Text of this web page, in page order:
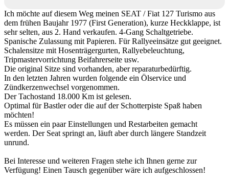
Ich möchte auf diesem Weg meinen SEAT / Fiat 127 Turismo aus
dem frühen Baujahr 1977 (First Generation), kurze Heckklappe, ist
sehr selten, aus 2. Hand verkaufen. 4-Gang Schaltgetriebe.
Spanische Zulassung mit Papieren. Für Rallyeeinsätze gut geeignet.
Schalensitze mit Hosenträgergurten, Rallyebeleuchtung,
Tripmastervorrichtung Beifahrerseite usw.
Die original Sitze sind vorhanden, aber reparaturbedürftig.
In den letzten Jahren wurden folgende ein Ölservice und
Zündkerzenwechsel vorgenommen.
Der Tachostand 18.000 Km ist gelesen.
Optimal für Bastler oder die auf der Schotterpiste Spaß haben
möchten!
Es müssen ein paar Einstellungen und Restarbeiten gemacht
werden. Der Seat springt an, läuft aber durch längere Standzeit
unrund.
Bei Interesse und weiteren Fragen stehe ich Ihnen gerne zur
Verfügung! Einen Tausch gegenüber wäre ich aufgeschlossen!